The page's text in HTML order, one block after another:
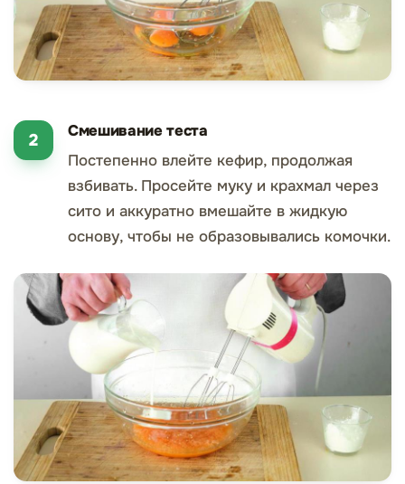
Смешивание теста
Постепенно влейте кефир, продолжая
взбивать. Просейте муку и крахмал через
сито и аккуратно вмешайте в жидкую
основу, чтобы не образовывались комочки.